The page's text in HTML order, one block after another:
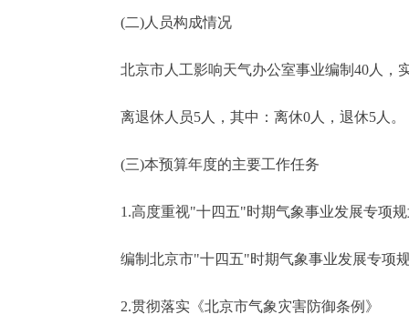
(二)人员构成情况
北京市人工影响天气办公室事业编制40人，
离退休人员5人，其中：离休0人，退休5人。
(三)本预算年度的主要工作任务
1.高度重视"十四五"时期气象事业发展专项规
编制北京市"十四五"时期气象事业发展专项
2.贯彻落实《北京市气象灾害防御条例》